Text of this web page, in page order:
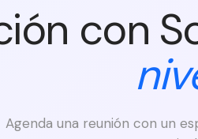
con
Agenda una reunión con un